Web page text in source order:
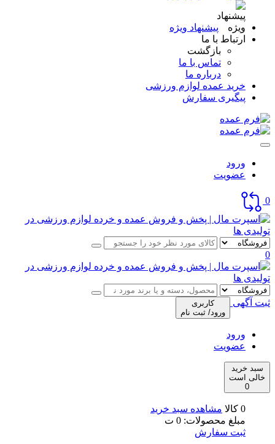
پیشنهاد ویژه
ارتباط با ما
بازگشت
تماس با ما
درباره ما
خرید عمده لوازم ورزشی
پیگیری سفارش
ورود
عضویت
0
0
ثبت آگهی
کاربری
ورود/ ثبت نام
ورود
عضویت
سبد خرید
خالی است
0
0 کالا
مشاهده سبد خرید
مبلغ محصولات: 0 ت
ثبت سفارش